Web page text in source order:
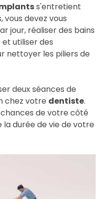
s'entretient
devez vous
jour, réaliser des bains
utiliser des
nettoyer les piliers de
deux séances de
chez votre dentiste.
de votre côté
durée de vie de votre